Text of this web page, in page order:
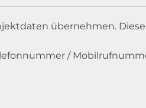
übernehmen.
/